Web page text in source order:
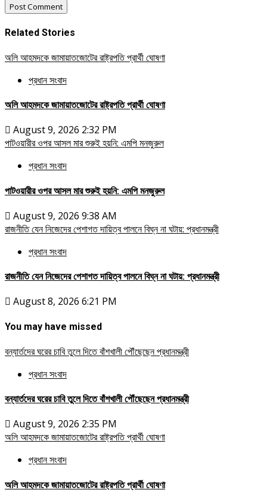
Related Stories
অলি আহমদকে জামায়াতজোটের রাষ্ট্রপতি প্রার্থী ঘোষণা
প্রধান সংবাদ
অলি আহমদকে জামায়াতজোটের রাষ্ট্রপতি প্রার্থী ঘোষণা
August 9, 2026 2:32 PM
পাটওয়ারীর ওপর আসল মার শুরুই হয়নি: এমপি মনজুরুল
প্রধান সংবাদ
পাটওয়ারীর ওপর আসল মার শুরুই হয়নি: এমপি মনজুরুল
August 9, 2026 9:38 AM
রাজনীতি যেন নিজেদের পেশাগত দায়িত্ব পালনে বিঘ্ন না ঘটায়: প্রধানমন্ত্রী
প্রধান সংবাদ
রাজনীতি যেন নিজেদের পেশাগত দায়িত্ব পালনে বিঘ্ন না ঘটায়: প্রধানমন্ত্রী
August 8, 2026 6:21 PM
You may have missed
বন্যার্তদের ঘরের চাবি তুলে দিতে বাঁশখালী পৌঁছেছেন প্রধানমন্ত্রী
প্রধান সংবাদ
বন্যার্তদের ঘরের চাবি তুলে দিতে বাঁশখালী পৌঁছেছেন প্রধানমন্ত্রী
August 9, 2026 2:35 PM
অলি আহমদকে জামায়াতজোটের রাষ্ট্রপতি প্রার্থী ঘোষণা
প্রধান সংবাদ
অলি আহমদকে জামায়াতজোটের রাষ্ট্রপতি প্রার্থী ঘোষণা